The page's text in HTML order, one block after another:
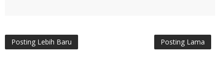
Posting Lebih Baru Posting Lama